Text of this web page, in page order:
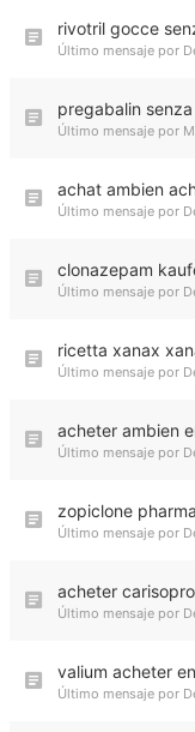
rivotril gocce
Último mensaje por
pregabalin
Último mensaje por
achat ambien
Último mensaje por
clonazepam
Último mensaje por
ricetta xanax
Último mensaje por
acheter ambien
Último mensaje por
zopiclone
Último mensaje por
acheter
Último mensaje por
valium acheter
Último mensaje por